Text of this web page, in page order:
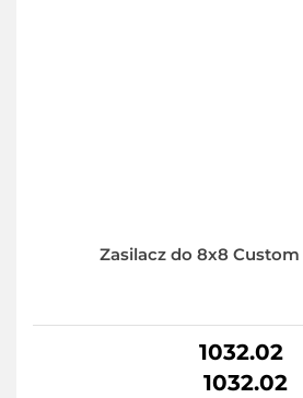
Zasilacz do 8x8
1032.02
1032.02